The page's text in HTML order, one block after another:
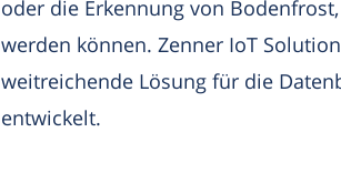
oder die Erkennung von
werden können. Zenner IoT
weitreichende Lösung für die
entwickelt.